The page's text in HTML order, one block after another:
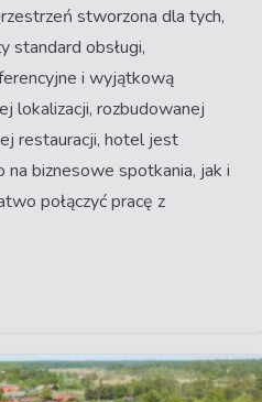
stworzona dla tych,
standard obsługi,
i wyjątkową
lokalizacji, rozbudowanej
restauracji, hotel jest
biznesowe spotkania, jak i
połączyć pracę z